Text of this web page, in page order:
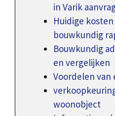
in Varik
Huidige
bouwkundig
Bouwkundig
en vergelijken
Voordelen van
woonobject